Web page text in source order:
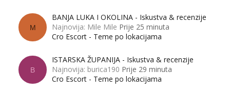
M
BANJA LUKA I OKOLINA - Iskustva & recenzije
Najnovija: Mile Mile Prije 25 minuta
Cro Escort - Teme po lokacijama
B
ISTARSKA ŽUPANIJA - Iskustva & recenzije
Najnovija: burica190 Prije 29 minuta
Cro Escort - Teme po lokacijama